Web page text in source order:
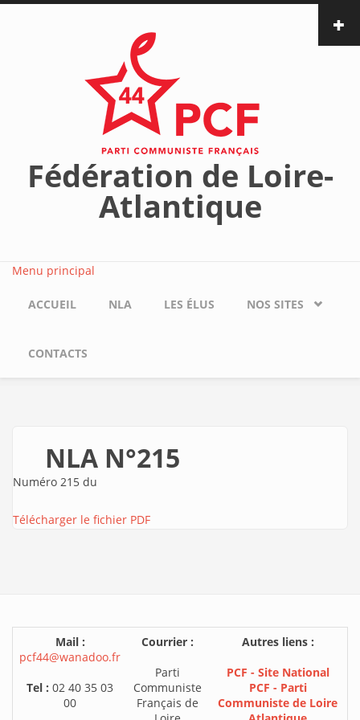
Aller au contenu principal
Fédération de Loire-
Atlantique
Menu principal
ACCUEIL NLA LES ÉLUS NOS SITES
CONTACTS
NLA N°215
Numéro 215 du
Télécharger le fichier PDF
Mail :
pcf44@wanadoo.fr
Tel : 02 40 35 03
00
Courrier :
Parti
Communiste
Français de
Autres liens :
PCF - Site National
PCF - Parti
Communiste de Loire